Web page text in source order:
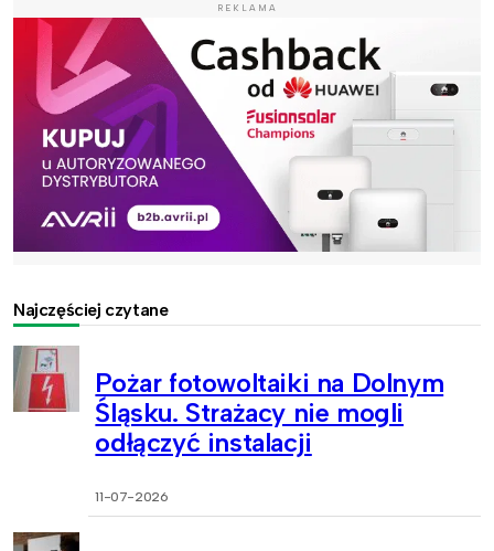
REKLAMA
Najczęściej czytane
Pożar fotowoltaiki na Dolnym
Śląsku. Strażacy nie mogli
odłączyć instalacji
11-07-2026